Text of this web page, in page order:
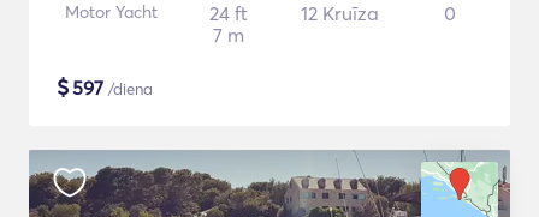
Motor Yacht
24 ft
7 m
12 Kruīza 0
$597 /diena